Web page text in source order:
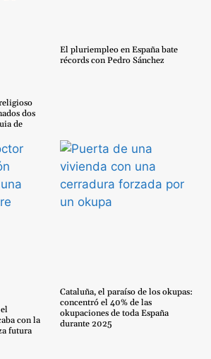
dos
de
El pluriempleo en España bate
récords con Pedro Sánchez
con la
futura
Cataluña, el paraíso de los okupas:
concentró el 40% de las
okupaciones de toda España
durante 2025